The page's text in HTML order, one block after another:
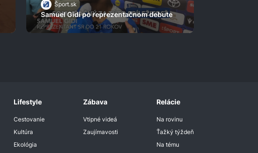
Šport.sk
Samuel Gidi po reprezentačnom debute
Lifestyle
Cestovanie
Kultúra
Ekológia
Zábava
Vtipné videá
Zaujímavosti
Relácie
Na rovinu
Ťažký týždeň
Na tému